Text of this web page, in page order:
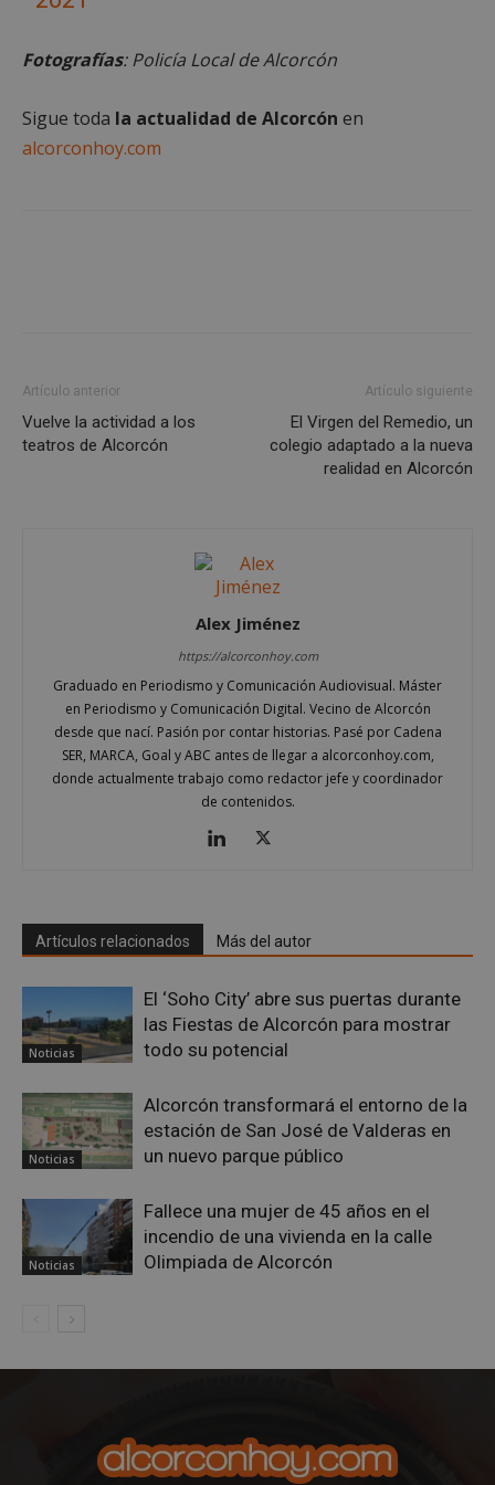
Fotografías: Policía Local de Alcorcón
Sigue toda la actualidad de Alcorcón en
alcorconhoy.com
Artículo anterior
Vuelve la actividad a los
teatros de Alcorcón
Artículo siguiente
El Virgen del Remedio, un
colegio adaptado a la nueva
realidad en Alcorcón
Alex Jiménez
https://alcorconhoy.com
Graduado en Periodismo y Comunicación Audiovisual. Máster
en Periodismo y Comunicación Digital. Vecino de Alcorcón
desde que nací. Pasión por contar historias. Pasé por Cadena
SER, MARCA, Goal y ABC antes de llegar a alcorconhoy.com,
donde actualmente trabajo como redactor jefe y coordinador
de contenidos.
Artículos relacionados Más del autor
Noticias
El ‘Soho City’ abre sus puertas durante
las Fiestas de Alcorcón para mostrar
todo su potencial
Noticias
Alcorcón transformará el entorno de la
estación de San José de Valderas en
un nuevo parque público
Noticias
Fallece una mujer de 45 años en el
incendio de una vivienda en la calle
Olimpiada de Alcorcón
Cookies estrictamente necesarias
Nombre
/
PHPSESSID
PHP.net
alcorconhoy.com
Sesión
sp_landing
Spotify Inc.
.spotify.com
VISITOR_PRIVACY_METADATA
YouTube
.youtube.com
Google
Privacy Policy